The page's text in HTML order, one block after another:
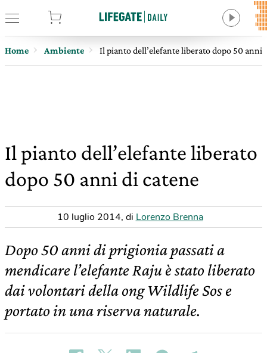
Home Ambiente Il pianto dell’elefante liberato dopo 50 anni
Il pianto dell’elefante liberato
dopo 50 anni di catene
10 luglio 2014, di Lorenzo Brenna
Dopo 50 anni di prigionia passati a
mendicare l’elefante Raju è stato liberato
dai volontari della ong Wildlife Sos e
portato in una riserva naturale.